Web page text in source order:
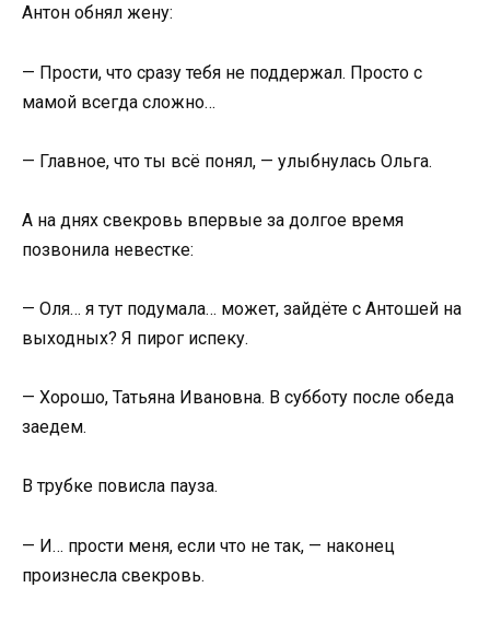
Антон обнял жену:
— Прости, что сразу тебя не поддержал. Просто с
мамой всегда сложно…
— Главное, что ты всё понял, — улыбнулась Ольга.
А на днях свекровь впервые за долгое время
позвонила невестке:
— Оля… я тут подумала… может, зайдёте с Антошей на
выходных? Я пирог испеку.
— Хорошо, Татьяна Ивановна. В субботу после обеда
заедем.
В трубке повисла пауза.
— И… прости меня, если что не так, — наконец
произнесла свекровь.